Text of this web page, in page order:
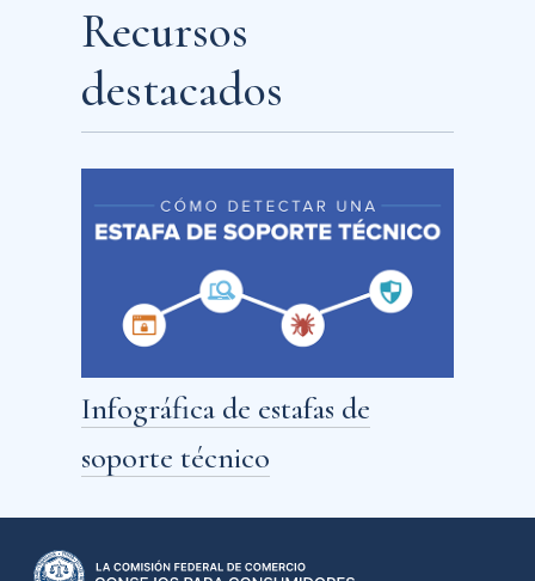
Recursos
destacados
Infográfica de estafas de
soporte técnico